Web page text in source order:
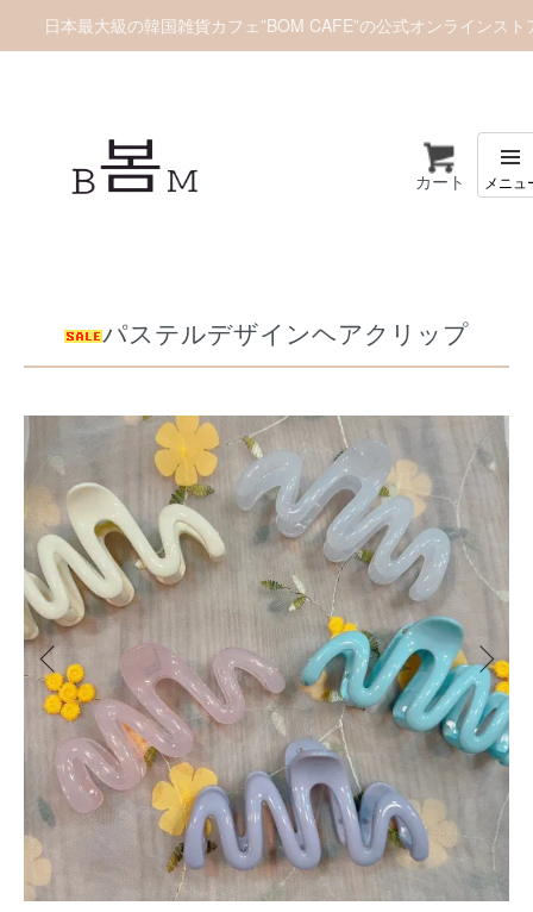
日本最大級の韓国雑貨カフェ”BOM CAFE”の公式オンラインスト
カート
パステルデザインヘアクリップ